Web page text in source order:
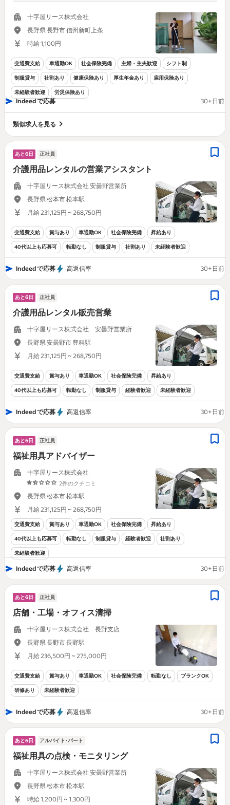
十字屋リース株式会社
長野県 長野市 信州新町上条
時給 1,100円
交通費支給 車通勤OK 社会保険完備 主婦・主夫歓迎 シフト制
制服貸与 社割あり 健康保険あり 厚生年金あり 雇用保険あり
未経験者歓迎 労災保険あり
Indeed で応募 30+日前
類似求人を見る
あと6日 正社員
介護用品レンタルの営業アシスタント
十字屋リース株式会社 安曇野営業所
長野県 松本市 松本駅
月給 231,125円 ~ 268,750円
交通費支給 賞与あり 車通勤OK 社会保険完備 昇給あり
40代以上も応募可 転勤なし 制服貸与 社割あり 未経験者歓迎
Indeed で応募 高返信率 30+日前
あと6日 正社員
介護用品レンタル販売営業
十字屋リース株式会社 安曇野営業所
長野県 安曇野市 豊科駅
月給 231,125円 ~ 268,750円
交通費支給 賞与あり 車通勤OK 社会保険完備 昇給あり
40代以上も応募可 転勤なし 制服貸与 経験者歓迎 未経験者歓迎
Indeed で応募 高返信率 30+日前
あと6日 正社員
福祉用具アドバイザー
十字屋リース株式会社
2件のクチコミ
長野県 松本市 松本駅
月給 231,125円 ~ 268,750円
交通費支給 賞与あり 車通勤OK 社会保険完備 昇給あり
40代以上も応募可 転勤なし 制服貸与 経験者歓迎 社割あり
未経験者歓迎
Indeed で応募 高返信率 30+日前
あと6日 正社員
店舗・工場・オフィス清掃
十字屋リース株式会社 長野支店
長野県 長野市 長野駅
月給 236,500円 ~ 275,000円
交通費支給 賞与あり 車通勤OK 社会保険完備 転勤なし ブランクOK
研修あり 未経験者歓迎
Indeed で応募 高返信率 30+日前
あと6日 アルバイト･パート
福祉用具の点検・モニタリング
十字屋リース株式会社 安曇野営業所
長野県 松本市 松本駅
時給 1,200円 ~ 1,300円